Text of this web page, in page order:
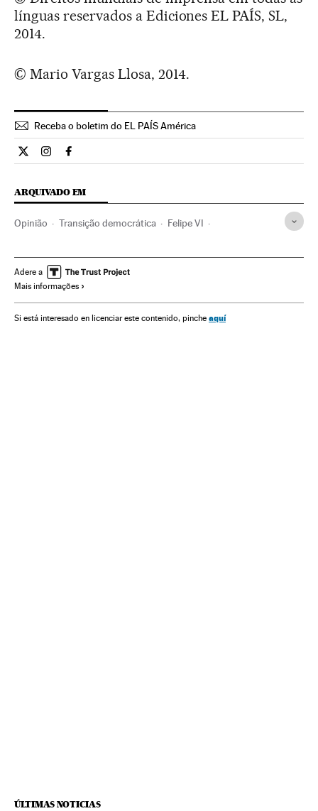
línguas reservados a Ediciones EL PAÍS, SL,
2014.
© Mario Vargas Llosa, 2014.
Receba o boletim do EL PAÍS América
Opiniao El País Brasil en Twitter
Opiniao El País Brasil en Instagram
Opiniao El País Brasil en Facebook
ARQUIVADO EM
Opinião Transição democrática Felipe VI
Príncipe das Astúrias Ditadura
Adere a
Mais informações
Si está interesado en licenciar este contenido, pinche aquí
ÚLTIMAS NOTICIAS